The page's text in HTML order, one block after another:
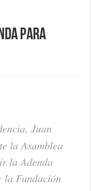
para
Juan
la Asamblea
la Adenda
la Fundación